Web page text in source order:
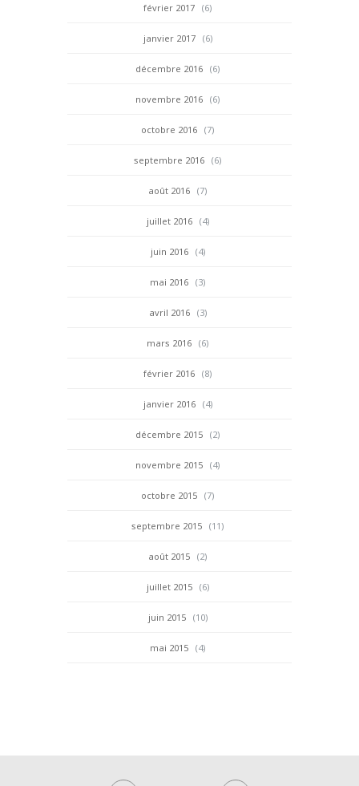
février 2017 (6)
janvier 2017 (6)
décembre 2016 (6)
novembre 2016 (6)
octobre 2016 (7)
septembre 2016 (6)
août 2016 (7)
juillet 2016 (4)
juin 2016 (4)
mai 2016 (3)
avril 2016 (3)
mars 2016 (6)
février 2016 (8)
janvier 2016 (4)
décembre 2015 (2)
novembre 2015 (4)
octobre 2015 (7)
septembre 2015 (11)
août 2015 (2)
juillet 2015 (6)
juin 2015 (10)
mai 2015 (4)